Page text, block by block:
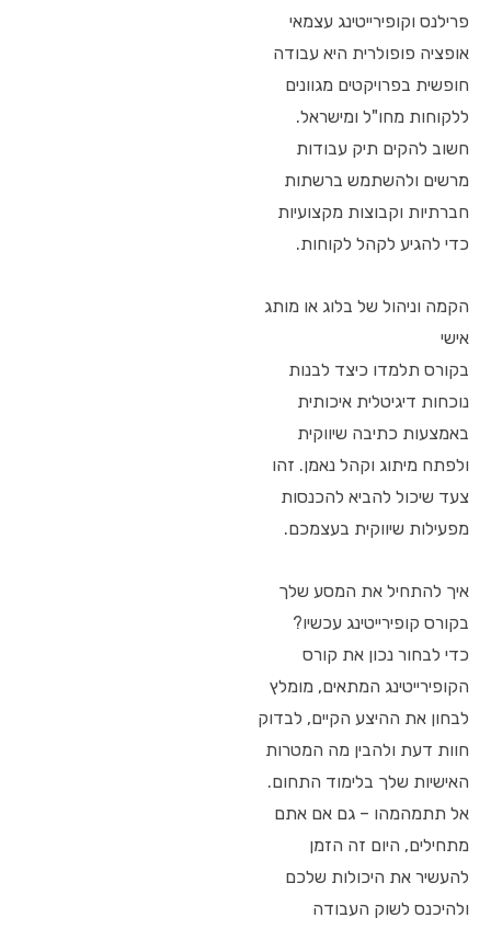
פרילנס וקופירייטינג עצמאי
אופציה פופולרית היא עבודה
חופשית בפרויקטים מגוונים
ללקוחות מחו"ל ומישראל.
חשוב להקים תיק עבודות
מרשים ולהשתמש ברשתות
חברתיות וקבוצות מקצועיות
כדי להגיע לקהל לקוחות.
הקמה וניהול של בלוג או מותג
אישי
בקורס תלמדו כיצד לבנות
נוכחות דיגיטלית איכותית
באמצעות כתיבה שיווקית
ולפתח מיתוג וקהל נאמן. זהו
צעד שיכול להביא להכנסות
מפעילות שיווקית בעצמכם.
איך להתחיל את המסע שלך
בקורס קופירייטינג עכשיו?
כדי לבחור נכון את קורס
הקופירייטינג המתאים, מומלץ
לבחון את ההיצע הקיים, לבדוק
חוות דעת ולהבין מה המטרות
האישיות שלך בלימוד התחום.
אל תתמהמהו – גם אם אתם
מתחילים, היום זה הזמן
להעשיר את היכולות שלכם
ולהיכנס לשוק העבודה